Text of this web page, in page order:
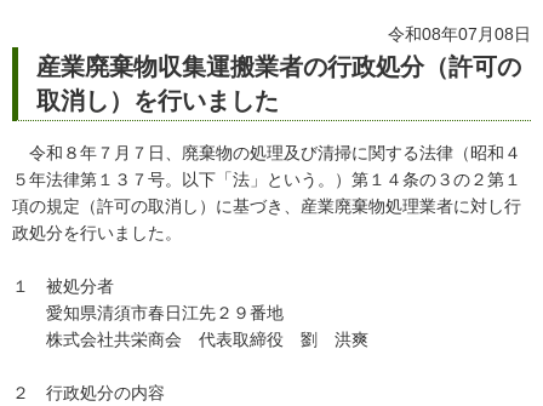
令和08年07月08日
産業廃棄物収集運搬業者の行政処分（許可の
取消し）を行いました
令和８年７月７日、廃棄物の処理及び清掃に関する法律（昭和４
５年法律第１３７号。以下「法」という。）第１４条の３の２第１
項の規定（許可の取消し）に基づき、産業廃棄物処理業者に対し行
政処分を行いました。
１ 被処分者
愛知県清須市春日江先２９番地
株式会社共栄商会 代表取締役 劉 洪爽
２ 行政処分の内容